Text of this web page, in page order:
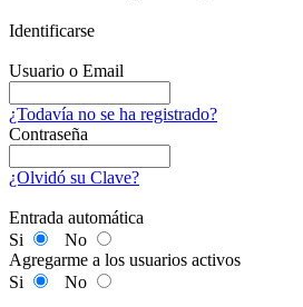
Identificarse
Usuario o Email
¿Todavía no se ha registrado?
Contraseña
¿Olvidó su Clave?
Entrada automática
Si
No
Agregarme a los usuarios activos
Si
No